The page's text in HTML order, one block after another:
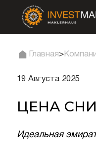
Главная>
19 Августа 2025
ЦЕНА
Идеальная